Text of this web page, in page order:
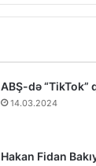
ABŞ-də “TikTok”
14.03.2024
Hakan Fidan